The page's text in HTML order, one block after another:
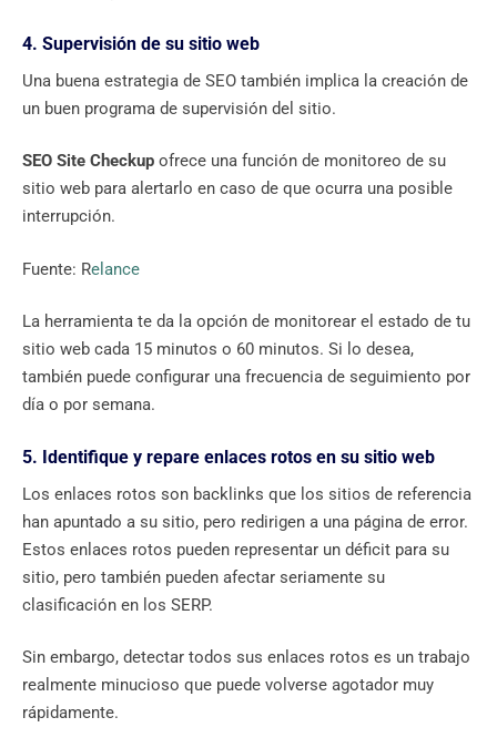
4. Supervisión de su sitio web
Una buena estrategia de SEO también implica la creación de
un buen programa de supervisión del sitio.
SEO Site Checkup ofrece una función de monitoreo de su
sitio web para alertarlo en caso de que ocurra una posible
interrupción.
Fuente: Relance
La herramienta te da la opción de monitorear el estado de tu
sitio web cada 15 minutos o 60 minutos. Si lo desea,
también puede configurar una frecuencia de seguimiento por
día o por semana.
5. Identifique y repare enlaces rotos en su sitio web
Los enlaces rotos son backlinks que los sitios de referencia
han apuntado a su sitio, pero redirigen a una página de error.
Estos enlaces rotos pueden representar un déficit para su
sitio, pero también pueden afectar seriamente su
clasificación en los SERP.
Sin embargo, detectar todos sus enlaces rotos es un trabajo
realmente minucioso que puede volverse agotador muy
rápidamente.